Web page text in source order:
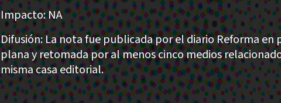
Impacto: NA
Difusión: La nota fue publicada por el diario Reforma en
plana y retomada por al menos cinco medios
misma casa editorial.